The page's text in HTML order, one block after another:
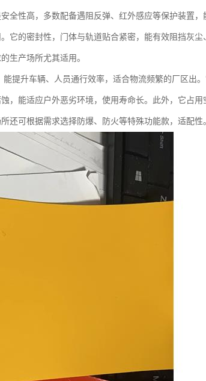
全性高，多数配备遇阻反弹、红外感应等保护装置，
它的密封性，门体与轨道贴合紧密，能有效阻挡灰尘
生产场所尤其适用。
提升车辆、人员通行效率，适合物流频繁的厂区出
，能适应户外恶劣环境，使用寿命长。此外，它占用
还可根据需求选择防爆、防火等特殊功能款，适配性